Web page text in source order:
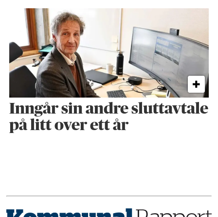
Inngår sin andre sluttavtale
på litt over ett år